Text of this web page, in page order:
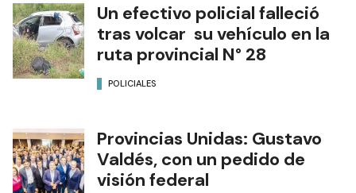
Un efectivo policial falleció
tras volcar su vehículo en la
ruta provincial N° 28
POLICIALES
Provincias Unidas: Gustavo
Valdés, con un pedido de
visión federal